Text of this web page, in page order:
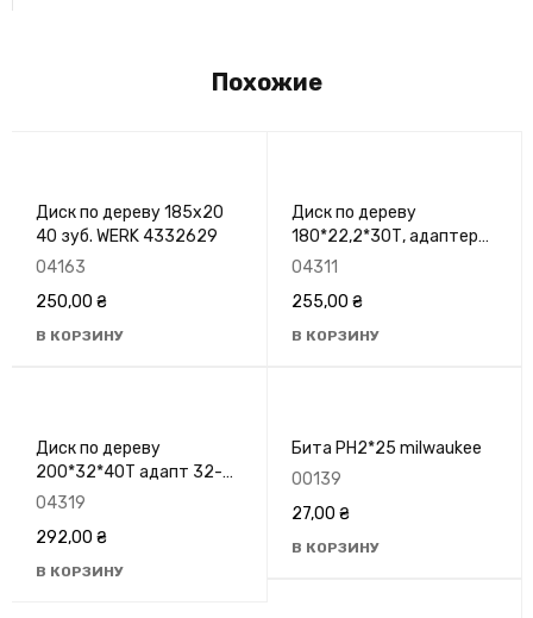
Похожие
Диск по дереву 185х20
40 зуб. WERK 4332629
04163
250,00 ₴
В КОРЗИНУ
Диск по дереву
180*22,2*30Т, адаптер
22,2-20, 8400 об/м
04311
255,00 ₴
В КОРЗИНУ
Диск по дереву
200*32*40Т адапт 32-
30/32-25,4 7600об/хв
04319
292,00 ₴
В КОРЗИНУ
Бита PH2*25 milwaukee
00139
27,00 ₴
В КОРЗИНУ